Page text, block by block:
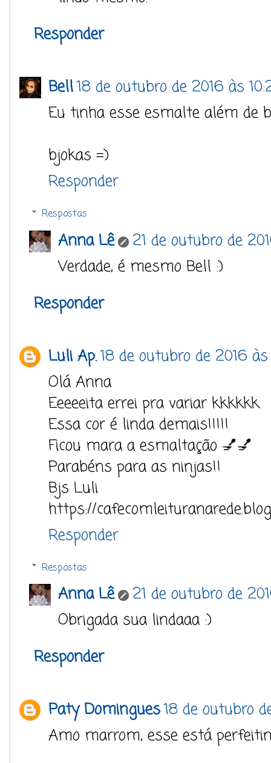
Responder
Bell18 de outubro de 2016 às
Eu tinha esse esmalte além de
bjokas =)
Responder
Respostas
Anna Lê
21 de outubro de
Verdade, é mesmo Bell :)
Responder
Luli Ap.18 de outubro de 2016 às
Olá Anna
Eeeeeita errei pra variar kkkkkk
Essa cor é linda demais!!!!!
Ficou mara a esmaltação 💅💅
Parabéns para as ninjas!!
Bjs Luli
https://
Responder
Respostas
Anna Lê
21 de outubro de
Obrigada sua lindaaa :)
Responder
Paty Domingues18 de outubro
Amo marrom, esse está